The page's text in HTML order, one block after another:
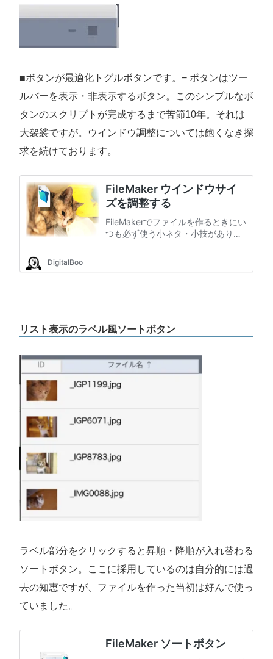
■ボタンが最適化トグルボタンです。− ボタンはツー
ルバーを表示・非表示するボタン。このシンプルなボ
タンのスクリプトが完成するまで苦節10年。それは
大袈裟ですが。ウインドウ調整については飽くなき探
求を続けております。
リスト表示のラベル風ソートボタン
ラベル部分をクリックすると昇順・降順が入れ替わる
ソートボタン。ここに採用しているのは自分的には過
去の知恵ですが、ファイルを作った当初は好んで使っ
ていました。